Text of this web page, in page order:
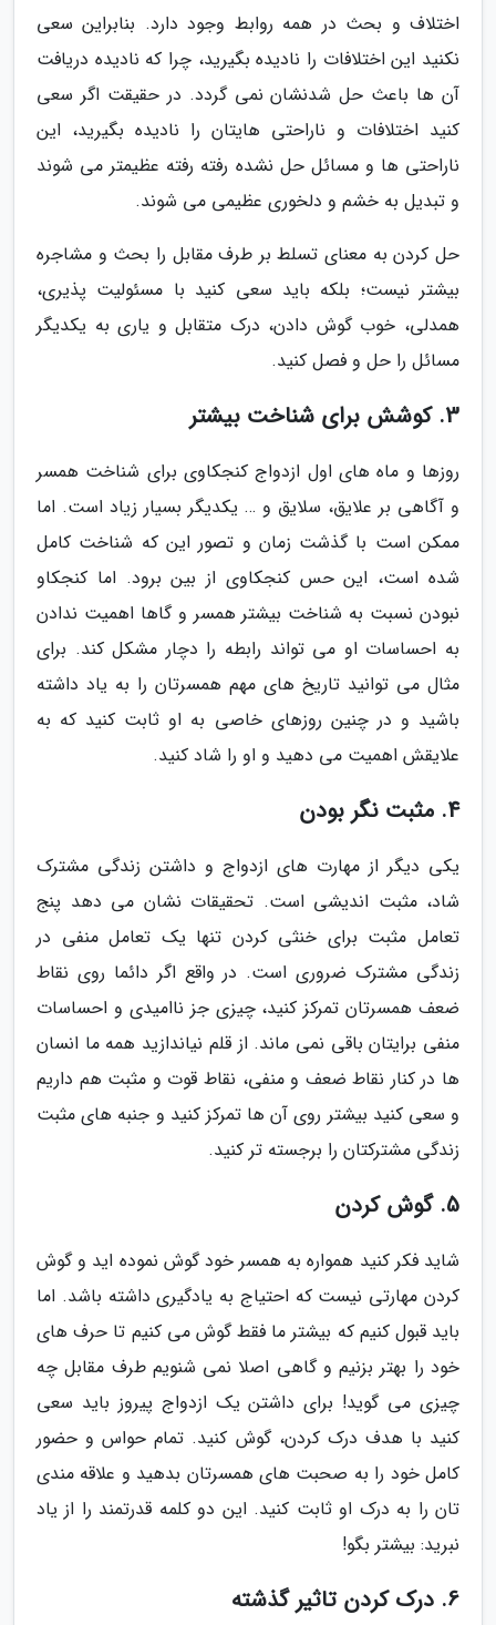
اختلاف و بحث در همه روابط وجود دارد. بنابراین سعی
نکنید این اختلافات را نادیده بگیرید، چرا که نادیده دریافت
آن ها باعث حل شدنشان نمی گردد. در حقیقت اگر سعی
کنید اختلافات و ناراحتی هایتان را نادیده بگیرید، این
ناراحتی ها و مسائل حل نشده رفته رفته عظیمتر می شوند
و تبدیل به خشم و دلخوری عظیمی می شوند.
حل کردن به معنای تسلط بر طرف مقابل را بحث و مشاجره
بیشتر نیست؛ بلکه باید سعی کنید با مسئولیت پذیری،
همدلی، خوب گوش دادن، درک متقابل و یاری به یکدیگر
مسائل را حل و فصل کنید.
3. کوشش برای شناخت بیشتر
روزها و ماه های اول ازدواج کنجکاوی برای شناخت همسر
و آگاهی بر علایق، سلایق و … یکدیگر بسیار زیاد است. اما
ممکن است با گذشت زمان و تصور این که شناخت کامل
شده است، این حس کنجکاوی از بین برود. اما کنجکاو
نبودن نسبت به شناخت بیشتر همسر و گاها اهمیت ندادن
به احساسات او می تواند رابطه را دچار مشکل کند. برای
مثال می توانید تاریخ های مهم همسرتان را به یاد داشته
باشید و در چنین روزهای خاصی به او ثابت کنید که به
علایقش اهمیت می دهید و او را شاد کنید.
4. مثبت نگر بودن
یکی دیگر از مهارت های ازدواج و داشتن زندگی مشترک
شاد، مثبت اندیشی است. تحقیقات نشان می دهد پنج
تعامل مثبت برای خنثی کردن تنها یک تعامل منفی در
زندگی مشترک ضروری است. در واقع اگر دائما روی نقاط
ضعف همسرتان تمرکز کنید، چیزی جز ناامیدی و احساسات
منفی برایتان باقی نمی ماند. از قلم نیاندازید همه ما انسان
ها در کنار نقاط ضعف و منفی، نقاط قوت و مثبت هم داریم
و سعی کنید بیشتر روی آن ها تمرکز کنید و جنبه های مثبت
زندگی مشترکتان را برجسته تر کنید.
5. گوش کردن
شاید فکر کنید همواره به همسر خود گوش نموده اید و گوش
کردن مهارتی نیست که احتیاج به یادگیری داشته باشد. اما
باید قبول کنیم که بیشتر ما فقط گوش می کنیم تا حرف های
خود را بهتر بزنیم و گاهی اصلا نمی شنویم طرف مقابل چه
چیزی می گوید! برای داشتن یک ازدواج پیروز باید سعی
کنید با هدف درک کردن، گوش کنید. تمام حواس و حضور
کامل خود را به صحبت های همسرتان بدهید و علاقه مندی
تان را به درک او ثابت کنید. این دو کلمه قدرتمند را از یاد
نبرید: بیشتر بگو!
6. درک کردن تاثیر گذشته